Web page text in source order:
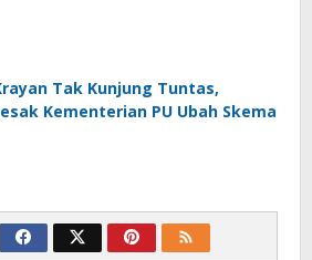
Tak Kunjung Tuntas,
Kementerian PU Ubah Skema